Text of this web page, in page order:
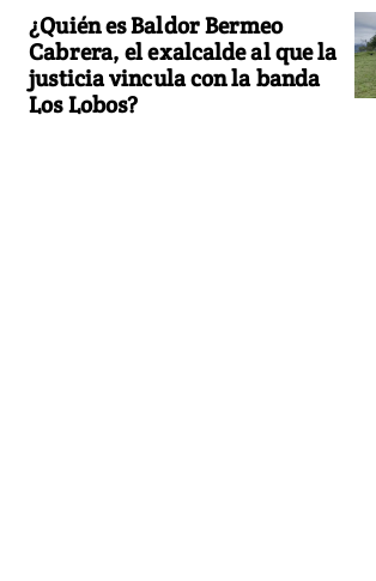
¿Quién es Baldor Bermeo
Cabrera, el exalcalde al que la
justicia vincula con la banda
Los Lobos?